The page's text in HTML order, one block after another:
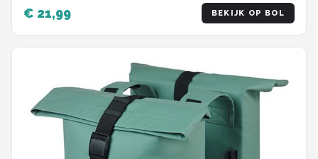
€ 21,99 BEKIJK OP BOL